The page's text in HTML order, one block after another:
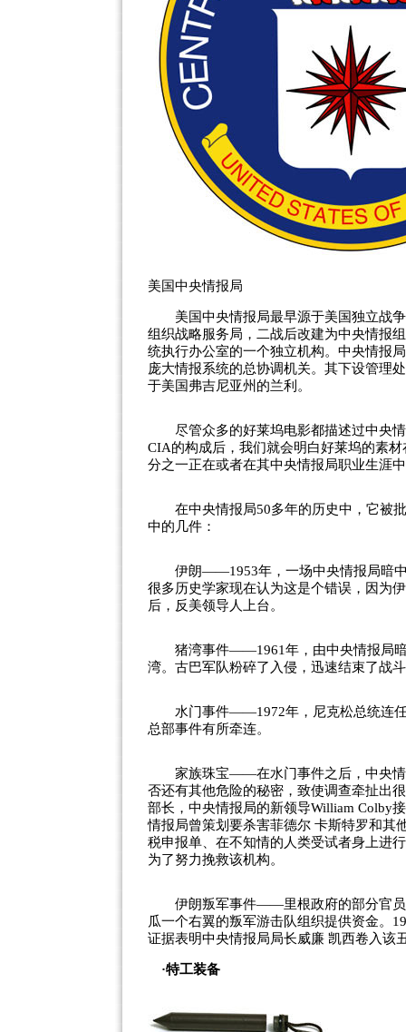
美国中央情报局
美国中央情报局最早源于美国独立战争
组织战略服务局，二战后改建为中央情报
统执行办公室的一个独立机构。中央情报
庞大情报系统的总协调机关。其下设管理
于美国弗吉尼亚州的兰利。
尽管众多的好莱坞电影都描述过中央情
CIA的构成后，我们就会明白好莱坞的素
分之一正在或者在其中央情报局职业生涯
在中央情报局50多年的历史中，它被批
中的几件：
伊朗——1953年，一场中央情报局暗中
很多历史学家现在认为这是个错误，因为
后，反美领导人上台。
猪湾事件——1961年，由中央情报局暗
湾。古巴军队粉碎了入侵，迅速结束了战
水门事件——1972年，尼克松总统连任
总部事件有所牵连。
家族珠宝——在水门事件之后，中央情报
否还有其他危险的秘密，致使调查牵扯出
部长，中央情报局的新领导William Colby
情报局曾策划要杀害菲德尔 卡斯特罗和其
税申报单、在不知情的人类受试者身上进
为了努力挽救该机构。
伊朗叛军事件——里根政府的部分官员
瓜一个右翼的叛军游击队组织提供资金。
证据表明中央情报局局长威廉 凯西卷入该
·特工装备